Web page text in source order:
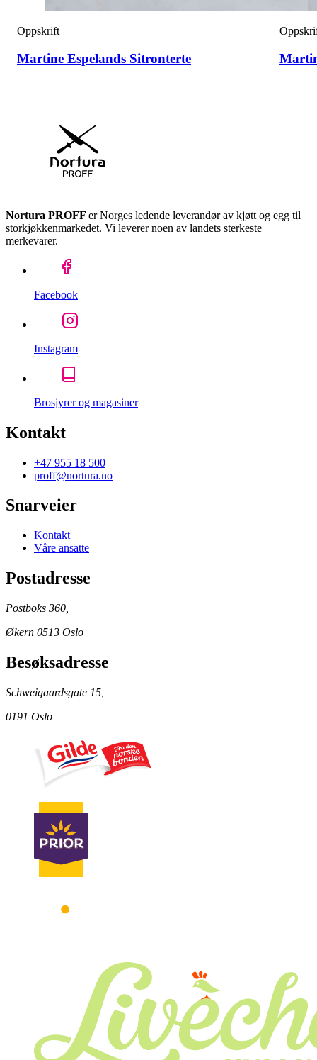
Oppskrift
Martine Espelands Sitronterte
Nortura PROFF er Norges ledende leverandør av kjøtt og egg til
storkjøkkenmarkedet. Vi leverer noen av landets sterkeste
merkevarer.
Facebook
Instagram
Brosjyrer og magasiner
Kontakt
+47 955 18 500
proff@nortura.no
Snarveier
Kontakt
Våre ansatte
Postadresse
Postboks 360,
Økern 0513 Oslo
Besøksadresse
Schweigaardsgate 15,
0191 Oslo